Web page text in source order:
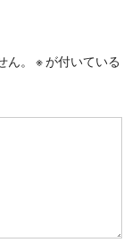
。 ※が付いている